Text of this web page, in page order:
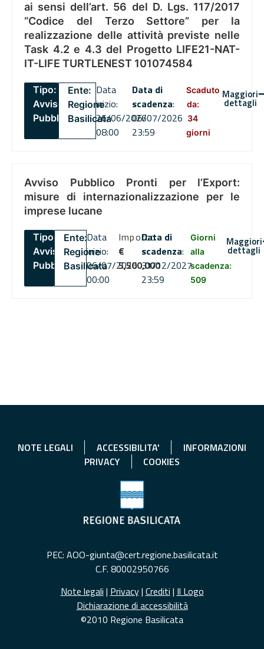
ai sensi dell’art. 56 del D. Lgs. 117/2017
“Codice del Terzo Settore” per la
realizzazione delle attività previste nelle
Task 4.2 e 4.3 del Progetto LIFE21-NAT-
IT-LIFE TURTLENEST 101074584
Tipo:
Avviso
Pubblico
Ente:
Regione
Basilicata
Data
inizio:
26/06/2026
08:00
Data di
scadenza:
06/07/2026
23:59
Scaduto
da:
34
giorni
Maggiori
dettagli
Avviso Pubblico Pronti per l’Export:
misure di internazionalizzazione per le
imprese lucane
Tipo:
Avviso
Pubblico
Ente:
Regione
Basilicata
Data
inizio:
06/07/2026
00:00
Importo
€
5,500,000
Data di
scadenza:
31/12/2027
23:59
Giorni
alla
scadenza:
509
Maggiori
dettagli
NOTE LEGALI ACCESSIBILITA'
INFORMAZIONI
PRIVACY
COOKIES
PEC: AOO-giunta@cert.regione.basilicata.it
C.F. 80002950766
Note legali | Privacy| Crediti | Il Logo
Dichiarazione di accessibilità
©2010 Regione Basilicata